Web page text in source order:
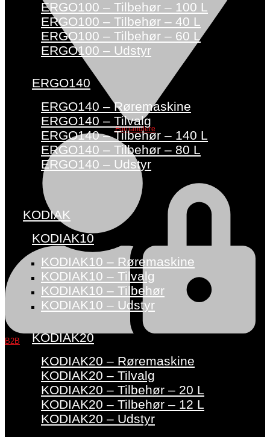
Forhandlere
B2B
ERGO100 – Tilbehør – 100 L
ERGO100 – Tilbehør – 40 L
ERGO100 – Tilbehør – 60 L
ERGO100 – Udstyr
ERGO140
ERGO140 – Røremaskine
ERGO140 – Tilvalg
ERGO140 – Tilbehør – 140 L
ERGO140 – Tilbehør – 80 L
ERGO140 – Udstyr
KODIAK
KODIAK10
KODIAK10 – Røremaskine
KODIAK10 – Tilvalg
KODIAK10 – Tilbehør
KODIAK10 – Udstyr
KODIAK20
KODIAK20 – Røremaskine
KODIAK20 – Tilvalg
KODIAK20 – Tilbehør – 20 L
KODIAK20 – Tilbehør – 12 L
KODIAK20 – Udstyr